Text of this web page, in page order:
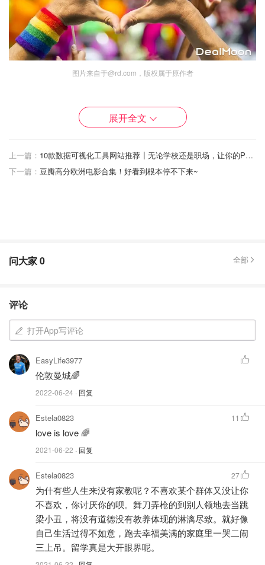
图片来自于@rd.com，版权属于原作者
同志大游行，包括时间、地点以及官方网站等信息，
英国彩虹游行全科普 - Pride Month
Pride，也叫
运动的一部分。旨在表明性取向的多样性是一份厚礼，应该
获得尊重与平等。每年的六月都是LGBTQ Pride Month，也
是Gay Pride Festival。而彩虹旗正是Pride月的代表特征。
每一年各大电商也会推出不同的彩虹色产品，做为支持
骄傲游行，或称同志游行（英语：Gay Pride），是城市
的LGBT族群（包括男同性恋，女同性恋，双性恋、跨性
别、双性人、酷儿、无性恋等）为了支持LGBT权利所举
西方国家在同性恋自豪日及相近日子举行，大约在6至7
月。（引用内容来自维基百科，版权属于原作者）
英国 Pride 的起源
“骄傲月”起源于1969年6月28日，美国纽约的警察突袭了一
展开全文
上一篇：
10款数据可视化工具网站推荐┃无论学校还是职场，让你的PPT/论文/报表瞬间高大上！
下一篇： 豆瓣高分欧洲电影合集！好看到根本停不下来~
问大家0 全部
评论
打开App写评论
EasyLife3977
伦敦曼城🌈
2022-06-24 · 回复
Estela0823
love is love 🌈
2021-06-22 · 回复
11
Estela0823
为什有些人生来没有家教呢？不喜欢某个群体又没让你
不喜欢，你讨厌你的呗。舞刀弄枪的到别人领地去当跳
梁小丑，将没有道德没有教养体现的淋漓尽致。就好像
自己生活过得不如意，跑去幸福美满的家庭里一哭二闹
三上吊。留学真是大开眼界呢。
27